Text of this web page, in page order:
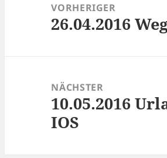
VORHERIGER
Vorheriger
26.04.2016
NÄCHSTER
Nächster
Beitrag:
10.05.2016
IOS